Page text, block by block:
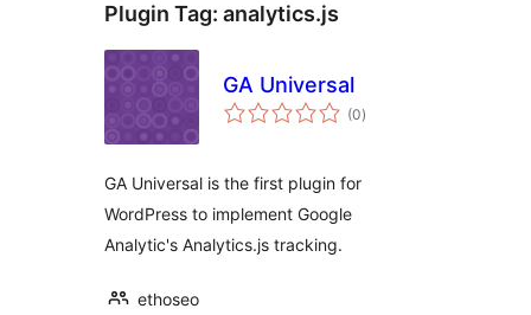
Plugin Tag: analytics.js
GA Universal
(0total
ratings
)
GA Universal is the first plugin for
WordPress to implement Google
Analytic's Analytics.js tracking.
ethoseo